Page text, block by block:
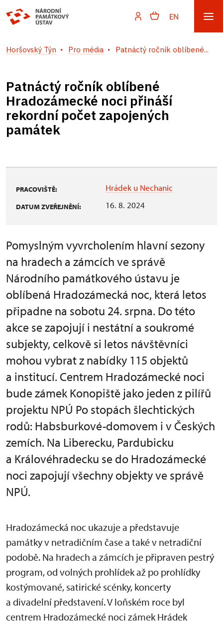
EN
Horšovský Týn Pro média Patnáctý ročník oblíbené...
Patnáctý ročník oblíbené
Hradozámecké noci přináší
rekordní počet zapojených
památek
PRACOVIŠTĚ: Hrádek u Nechanic
DATUM ZVEŘEJNĚNÍ: 16. 8. 2024
Pomyslným vyvrcholením hlavní sezony
na hradech a zámcích ve správě
Národního památkového ústavu je
oblíbená Hradozámecká noc, která letos
připadne na sobotu 24. srpna. Do této
akce se zapojují i nestátní a soukromé
subjekty, celkově si letos návštěvníci
mohou vybrat z nabídky 115 objektů
a institucí. Centrem Hradozámecké noci
bude zámek Konopiště jako jeden z pilířů
projektu NPÚ Po stopách šlechtických
rodů: Habsburkové-domovem i v Českých
zemích. Na Liberecku, Pardubicku
a Královéhradecku se do Hradozámecké
noci zapojují všechny objekty ve správě
NPÚ.
Hradozámecká noc ukazuje a představuje
památky v netradičním čase a také v netradiční
podobě. Na hradech a zámcích je připraven pestrý
program, od volných prohlídek až po prohlídky
kostýmované, satirické scénky, koncerty
a divadelní představení. V loňském roce byl
centrem Hradozámecké noci zámek Hrádek